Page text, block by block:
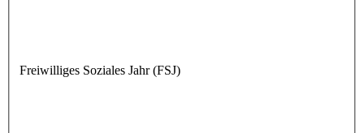
Freiwilliges Soziales Jahr (FSJ)